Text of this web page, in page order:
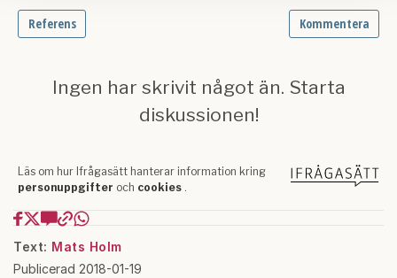
kan du göra det
Text: Mats Holm
Publicerad 2018-01-19